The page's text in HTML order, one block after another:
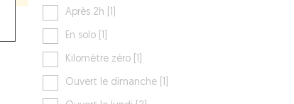
Après 2h [1]
En solo [1]
Kilomètre zéro [1]
Ouvert le dimanche [1]